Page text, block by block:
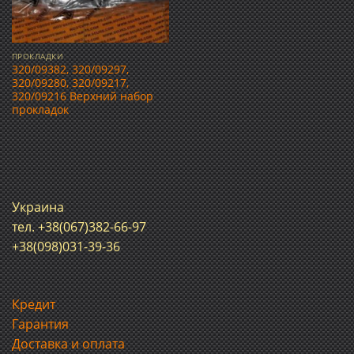
ПРОКЛАДКИ
320/09382, 320/09297,
320/09280, 320/09217,
320/09216 Верхний набор
прокладок
Украина
тел. +38(067)382-66-97
+38(098)031-39-36
Кредит
Гарантия
Доставка и оплата